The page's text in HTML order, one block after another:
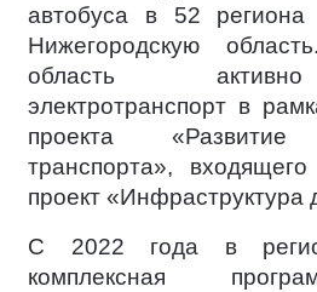
автобуса в 52 региона
Нижегородскую
область
электротранспорт в
проекта «Развитие
транспорта»,
проект «Инфраструктура
С 2022 года в
комплексная